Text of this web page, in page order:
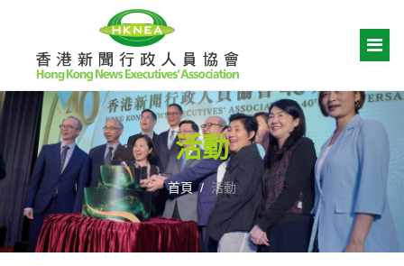
活動
首頁 活動